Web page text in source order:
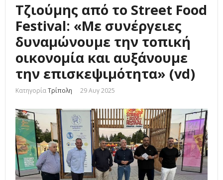
Τζιούμης από το Street Food
Festival: «Με συνέργειες
δυναμώνουμε την τοπική
οικονομία και αυξάνουμε
την επισκεψιμότητα» (vd)
ΚατηγορίαΤρίπολη 29 Αυγ 2025